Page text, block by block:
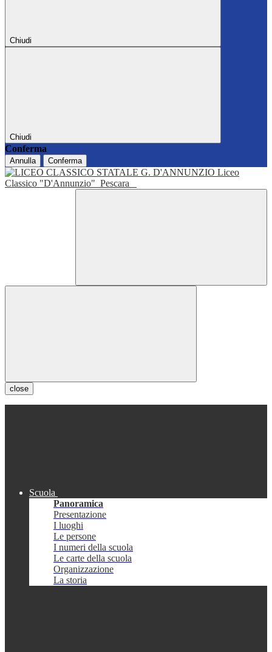
Chiudi
Chiudi
Conferma
Annulla Conferma
Liceo
Classico "D'Annunzio" Pescara
close
Scuola
Panoramica
Presentazione
I luoghi
Le persone
I numeri della scuola
Le carte della scuola
Organizzazione
La storia